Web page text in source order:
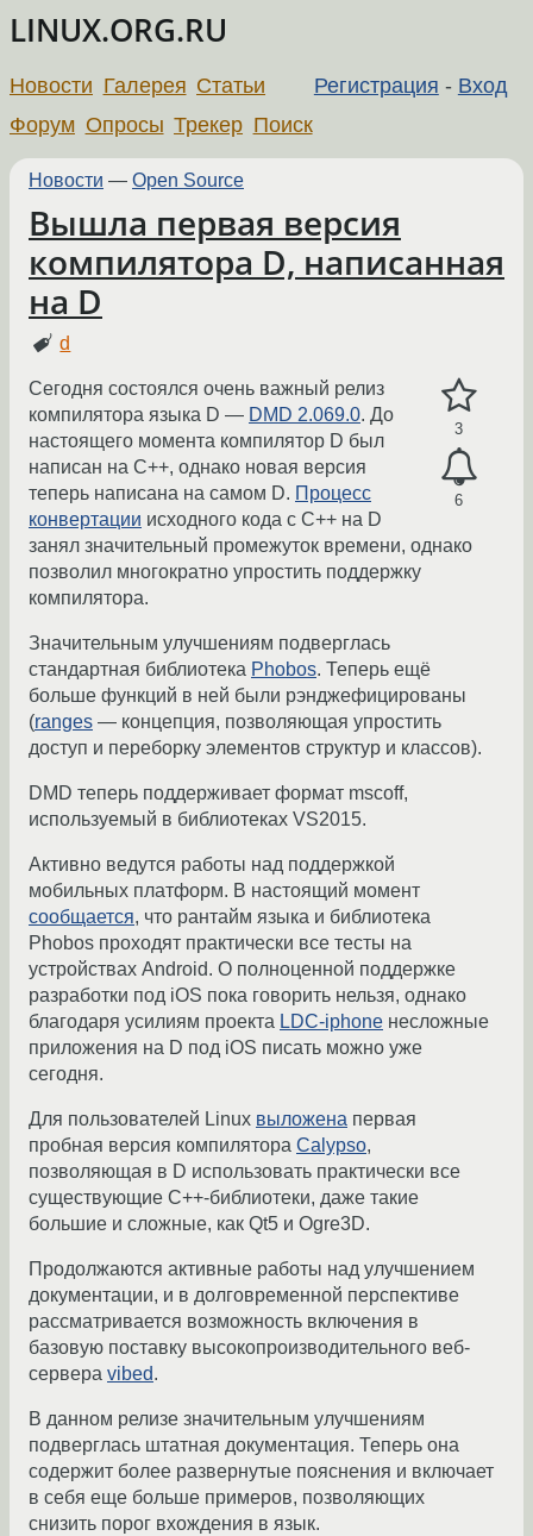
LINUX.ORG.RU
Регистрация - Вход
Новости Галерея Статьи
Форум Опросы Трекер Поиск
Новости — Open Source
Вышла первая версия
компилятора D, написанная
на D
d
3
6
Сегодня состоялся очень важный релиз
компилятора языка D — DMD 2.069.0. До
настоящего момента компилятор D был
написан на С++, однако новая версия
теперь написана на самом D. Процесс
конвертации исходного кода с С++ на D
занял значительный промежуток времени, однако
позволил многократно упростить поддержку
компилятора.
Значительным улучшениям подверглась
стандартная библиотека Phobos. Теперь ещё
больше функций в ней были рэнджефицированы
(ranges — концепция, позволяющая упростить
доступ и переборку элементов структур и классов).
DMD теперь поддерживает формат mscoff,
используемый в библиотеках VS2015.
Активно ведутся работы над поддержкой
мобильных платформ. В настоящий момент
сообщается, что рантайм языка и библиотека
Phobos проходят практически все тесты на
устройствах Android. О полноценной поддержке
разработки под iOS пока говорить нельзя, однако
благодаря усилиям проекта LDC-iphone несложные
приложения на D под iOS писать можно уже
сегодня.
Для пользователей Linux выложена первая
пробная версия компилятора Calypso,
позволяющая в D использовать практически все
существующие С++-библиотеки, даже такие
большие и сложные, как Qt5 и Ogre3D.
Продолжаются активные работы над улучшением
документации, и в долговременной перспективе
рассматривается возможность включения в
базовую поставку высокопроизводительного веб-
сервера vibed.
В данном релизе значительным улучшениям
подверглась штатная документация. Теперь она
содержит более развернутые пояснения и включает
в себя еще больше примеров, позволяющих
снизить порог вхождения в язык.